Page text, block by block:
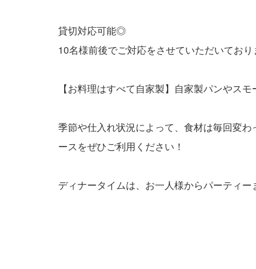
貸切対応可能◎
10名様前後でご対応をさせていただいており
【お料理はすべて自家製】自家製パンやス
季節や仕入れ状況によって、食材は毎回変
ースをぜひご利用ください！
ディナータイムは、お一人様からパーティ